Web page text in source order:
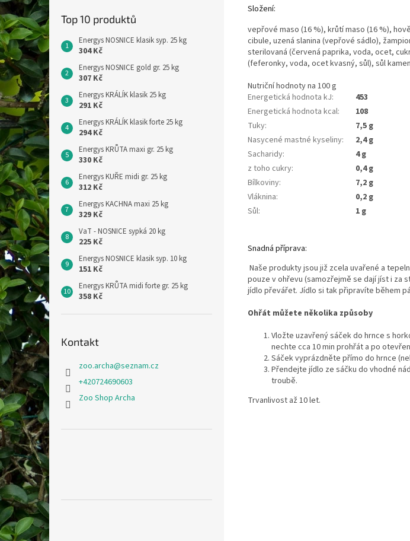
Top 10 produktů
Energys NOSNICE klasik syp. 25 kg
304 Kč
Energys NOSNICE gold gr. 25 kg
307 Kč
Energys KRÁLÍK klasik 25 kg
291 Kč
Energys KRÁLÍK klasik forte 25 kg
294 Kč
Energys KRŮTA maxi gr. 25 kg
330 Kč
Energys KUŘE midi gr. 25 kg
312 Kč
Energys KACHNA maxi 25 kg
329 Kč
VaT - NOSNICE sypká 20 kg
225 Kč
Energys NOSNICE klasik syp. 10 kg
151 Kč
Energys KRŮTA midi forte gr. 25 kg
358 Kč
Kontakt
zoo.archa@seznam.cz
+420724690603
Zoo Shop Archa
Složení:
vepřové maso (16 %), krůtí maso (16 %),
cibule, uzená slanina (vepřové sádlo),
sterilovaná (červená paprika, voda, ocet,
(feferonky, voda, ocet kvasný, sůl), sůl
Nutriční hodnoty na 100 g
Energetická hodnota kJ:
453
Energetická hodnota kcal:
108
Tuky:
7,5 g
Nasycené mastné kyseliny:
2,4 g
Sacharidy:
4 g
z toho cukry:
0,4 g
Bílkoviny:
7,2 g
Vláknina:
0,2 g
Sůl: 1 g
Snadná příprava:
Naše produkty jsou již zcela uvařené a
pouze v ohřevu (samozřejmě se dají jíst i za
jídlo převářet. Jídlo si tak připravíte během
Ohřát můžete několika způsoby
Vložte uzavřený sáček do hrnce s
nechte cca 10 min prohřát a po
Sáček vyprázdněte přímo do hrnce
Přendejte jídlo ze sáčku do vhodné
troubě.
Trvanlivost až 10 let.